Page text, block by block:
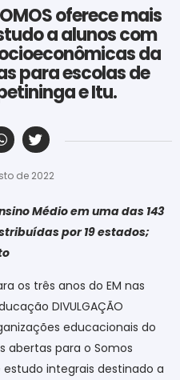
oferece mais
a alunos com
da
para escolas de
e Itu.
de 2022
Médio em uma das 143
por 19 estados;
os três anos do EM nas
DIVULGAÇÃO
educacionais do
abertas para o Somos
integrais destinado a